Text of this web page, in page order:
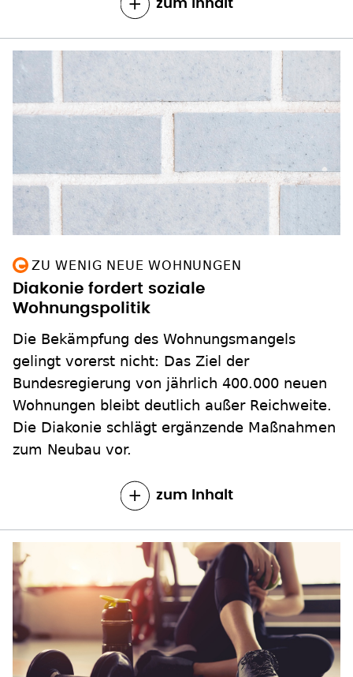
zum Inhalt
ZU WENIG NEUE WOHNUNGEN
Diakonie fordert soziale
Wohnungspolitik
Die Bekämpfung des Wohnungsmangels
gelingt vorerst nicht: Das Ziel der
Bundesregierung von jährlich 400.000 neuen
Wohnungen bleibt deutlich außer Reichweite.
Die Diakonie schlägt ergänzende Maßnahmen
zum Neubau vor.
zum Inhalt